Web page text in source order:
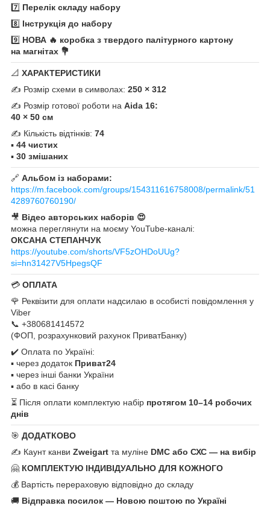
7️⃣ Перелік складу набору
8️⃣ Інструкція до набору
9️⃣ НОВА 🔥 коробка з твердого палітурного картону
на магнітах 💐
📐 ХАРАКТЕРИСТИКИ
✍️ Розмір схеми в символах: 250 × 312
✍️ Розмір готової роботи на Aida 16:
40 × 50 см
✍️ Кількість відтінків: 74
▪️ 44 чистих
▪️ 30 змішаних
🔗 Альбом із наборами:
https://m.facebook.com/groups/154311616758008/permalink/51
4289760760190/
🎥 Відео авторських наборів 😍
можна переглянути на моєму YouTube-каналі:
ОКСАНА СТЕПАНЧУК
https://youtube.com/shorts/VF5zOHDoUUg?
si=hn31427V5HpegsQF
💳 ОПЛАТА
🌹 Реквізити для оплати надсилаю в особисті повідомлення у
Viber
📞 +380681414572
(ФОП, розрахунковий рахунок ПриватБанку)
✔️ Оплата по Україні:
▪️ через додаток Приват24
▪️ через інші банки України
▪️ або в касі банку
⏳ Після оплати комплектую набір протягом 10–14 робочих
днів
🎯 ДОДАТКОВО
✍️ Каунт канви Zweigart та муліне DMC або СХС — на вибір
🤗 КОМПЛЕКТУЮ ІНДИВІДУАЛЬНО ДЛЯ КОЖНОГО
💰 Вартість перераховую відповідно до складу
🚚 Відправка посилок — Новою поштою по Україні